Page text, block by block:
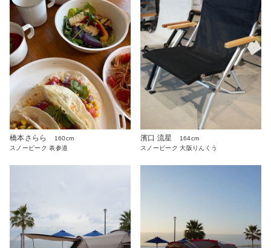
橋本さらら
160cm
スノーピーク 表参道
濱口 流星
164cm
スノーピーク 大阪りんくう